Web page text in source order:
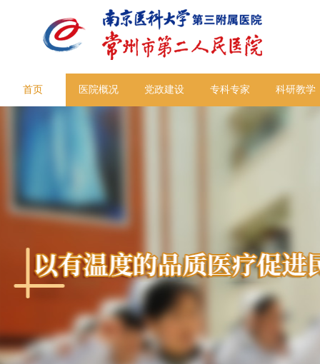
首页 医院概况 党政建设 专科专家 科研教学